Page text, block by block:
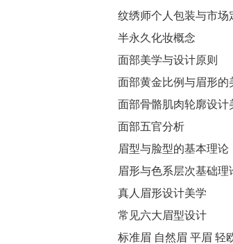
纹绣师个人包装与市场
半永久化妆概念
面部美学与设计原则
面部黄金比例与眉形的
面部骨骼肌肉轮廓设计
面部五官分析
眉型与脸型的基本理论
眉形与色系层次基础理
真人眉形设计美学
常见六大眉型设计
标准眉 自然眉 平眉 轻